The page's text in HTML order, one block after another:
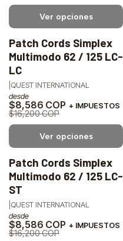
Ver opciones
-47%
OFF
Patch Cords Simplex
Multimodo 62 / 125 LC-
LC
QUEST INTERNATIONAL
desde
$8,586 COP + IMPUESTOS
$16,200 COP
Ver opciones
-47%
OFF
Patch Cords Simplex
Multimodo 62 / 125 LC-
ST
QUEST INTERNATIONAL
desde
$8,586 COP + IMPUESTOS
$16,200 COP